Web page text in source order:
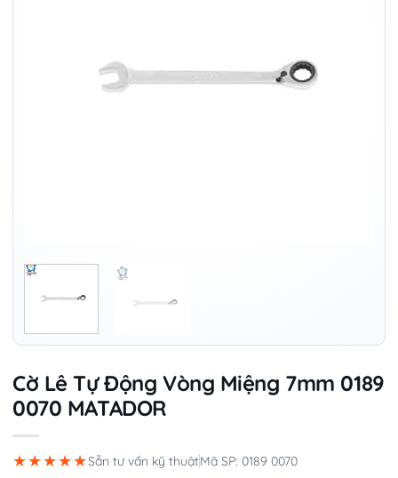
Cờ Lê Tự Động Vòng Miệng 7mm 0189
0070 MATADOR
★★★★★Sẵn tư vấn kỹ thuậtMã SP: 0189 0070